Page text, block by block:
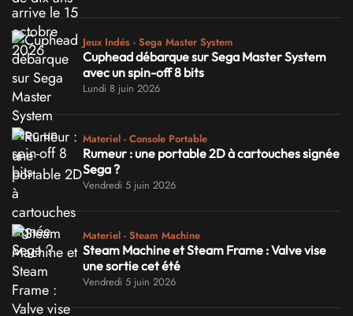
Jeux Indés - Sega Master System
Cuphead débarque sur Sega Master System
avec un spin-off 8 bits
Lundi 8 juin 2026
Materiel - Console Portable
Rumeur : une portable 2D à cartouches signée
Sega ?
Vendredi 5 juin 2026
Materiel - Steam Machine
Steam Machine et Steam Frame : Valve vise
une sortie cet été
Vendredi 5 juin 2026